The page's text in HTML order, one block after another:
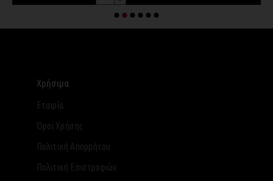
Χρήσιμα
Εταιρία
Όροι Χρήσης
Πολιτική Απορρήτου
Πολιτική Επιστροφών